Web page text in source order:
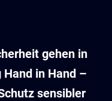
gehen in
in Hand –
sensibler